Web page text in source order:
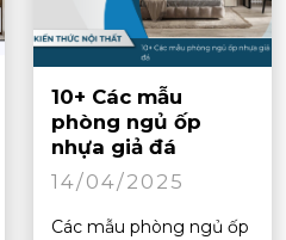
10+ Các mẫu
phòng ngủ ốp
nhựa giả đá
14/04/2025
Các mẫu phòng ngủ ốp